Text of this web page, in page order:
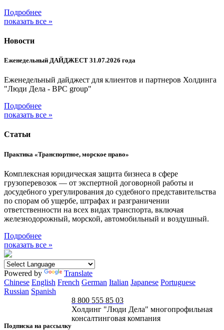
Подробнее
показать все »
Новости
Еженедельный ДАЙДЖЕСТ 31.07.2026 года
Еженедельный дайджест для клиентов и партнеров Холдинга
"Люди Дела - BPC group"
Подробнее
показать все »
Статьи
Практика «Транспортное, морское право»
Комплексная юридическая защита бизнеса в сфере
грузоперевозок — от экспертной договорной работы и
досудебного урегулирования до судебного представительства
по спорам об ущербе, штрафах и разграничении
ответственности на всех видах транспорта, включая
железнодорожный, морской, автомобильный и воздушный.
Подробнее
показать все »
Powered by
Translate
Chinese English French German Italian Japanese Portuguese
Russian Spanish
Подписка на рассылку
8 800 555 85 03
Холдинг "Люди Дела" многопрофильная
консалтинговая компания